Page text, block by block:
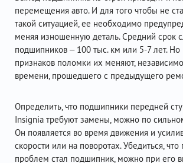
перемещения авто. И для того чтобы не
такой ситуацией, ее необходимо
меняя изношенную деталь. Средний срок
подшипников – 100 тыс. км или 5-7 лет. Но
признаков поломки их меняют,
времени, прошедшего с предыдущего
Определить, что подшипники передней
Insignia требуют замены, можно по
Он появляется во время движения и
скорости или на поворотах. Убедиться, что
проблем стал подшипник, можно при его